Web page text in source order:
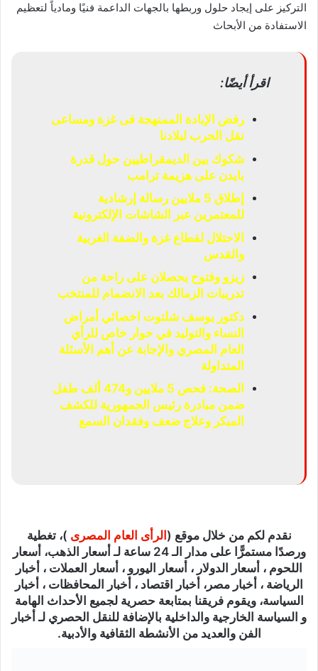
التركيز على إيجاد حلول وربطها بالجهات الداعمة فنيًا ومادياً لتعظيم
الاستفادة من الأبحاث
اقرأ أيضًا:
رفض الإبادة الممنهجة فى غزة ومساعى
نقل الحرب لبلادنا
شكوك بين الديمقراطيين حول قدرة
بايدن على هزيمة ترامب
إطلاق 5 ملايين رسالة إرشادية
للمعتمرين عبر الشاشات الإلكترونية
الاحتلال لقطاع غزة والضفة الغربية
والقدس
زيزو وفتوح يحصلان على راحة من
تدريبات الزمالك بعد الانضمام للمنتخب
دكتور يوسف شلتوت اخصائي أمراض
النساء والتوليد في حوار خاص للرأي
العام المصري والإجابة عن أهم الأسئلة
المتداولة
الصحة: فحص 5 ملايين و474 ألف طفل
ضمن مبادرة رئيس الجمهورية للكشف
المبكر وعلاج ضعف وفقدان السمع
نقدم لكم من خلال موقع ( الرأى العام المصرى )، تغطية
ورصدًا مستمرًّا على مدار الـ 24 ساعة لـ أسعار الذهب، أسعار
اللحوم ، أسعار الدولار ، أسعار اليورو ، أسعار العملات ، أخبار
الرياضة ، أخبار مصر، أخبار اقتصاد ، أخبار المحافظات ، أخبار
السياسة، ويقوم فريقنا بمتابعة حصرية لجميع الأحداث الهامة
و السياسة الخارجية والداخلية بالإضافة للنقل الحصري لـ أخبار
الفن والعديد من الأنشطة الثقافية والأدبية.